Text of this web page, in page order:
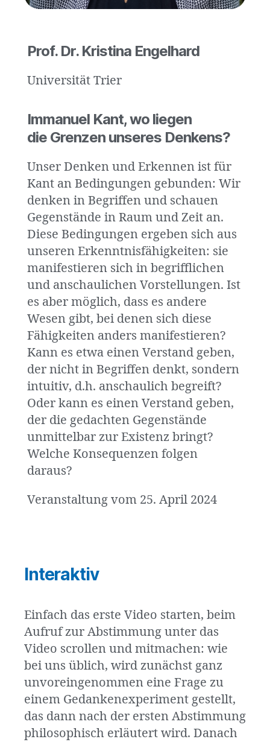
Prof. Dr. Kristina Engelhard
Universität Trier
Immanuel Kant, wo liegen
die Grenzen unseres Denkens?
Unser Denken und Erkennen ist für
Kant an Bedingungen gebunden: Wir
denken in Begriffen und schauen
Gegenstände in Raum und Zeit an.
Diese Bedingungen ergeben sich aus
unseren Erkenntnisfähigkeiten: sie
manifestieren sich in begrifflichen
und anschaulichen Vorstellungen. Ist
es aber möglich, dass es andere
Wesen gibt, bei denen sich diese
Fähigkeiten anders manifestieren?
Kann es etwa einen Verstand geben,
der nicht in Begriffen denkt, sondern
intuitiv, d.h. anschaulich begreift?
Oder kann es einen Verstand geben,
der die gedachten Gegenstände
unmittelbar zur Existenz bringt?
Welche Konsequenzen folgen
daraus?
Veranstaltung vom 25. April 2024
Interaktiv
Einfach das erste Video starten, beim
Aufruf zur Abstimmung unter das
Video scrollen und mitmachen: wie
bei uns üblich, wird zunächst ganz
unvoreingenommen eine Frage zu
einem Gedankenexperiment gestellt,
das dann nach der ersten Abstimmung
philosophisch erläutert wird. Danach